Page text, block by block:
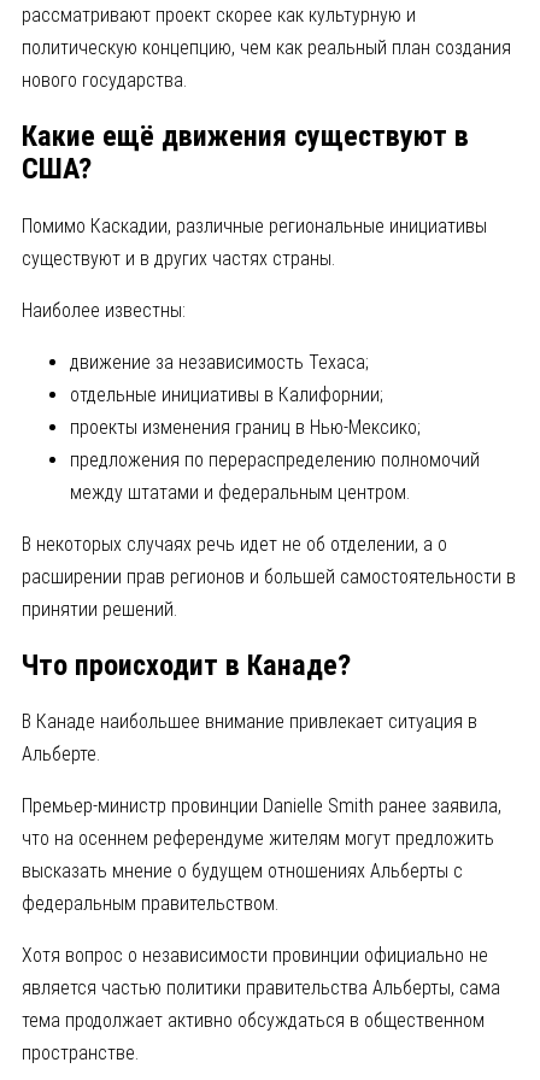
рассматривают проект скорее как культурную и
политическую концепцию, чем как реальный план создания
нового государства.
Какие ещё движения существуют в
США?
Помимо Каскадии, различные региональные инициативы
существуют и в других частях страны.
Наиболее известны:
движение за независимость Техаса;
отдельные инициативы в Калифорнии;
проекты изменения границ в Нью-Мексико;
предложения по перераспределению полномочий
между штатами и федеральным центром.
В некоторых случаях речь идет не об отделении, а о
расширении прав регионов и большей самостоятельности в
принятии решений.
Что происходит в Канаде?
В Канаде наибольшее внимание привлекает ситуация в
Альберте.
Премьер-министр провинции Danielle Smith ранее заявила,
что на осеннем референдуме жителям могут предложить
высказать мнение о будущем отношениях Альберты с
федеральным правительством.
Хотя вопрос о независимости провинции официально не
является частью политики правительства Альберты, сама
тема продолжает активно обсуждаться в общественном
пространстве.